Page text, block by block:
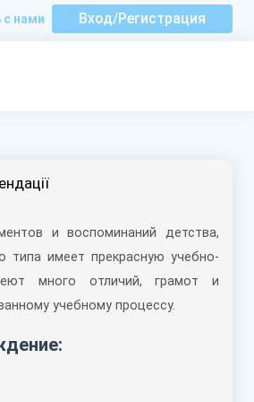
с нами Вход/Регистрация
и воспоминаний детства,
типа имеет прекрасную учебно-
много отличий, грамот и
учебному процессу.